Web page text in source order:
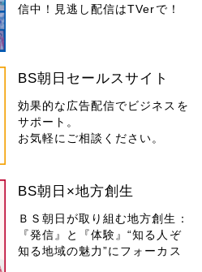
信中！見逃し配信はTVerで！
BS朝日セールスサイト
効果的な広告配信でビジネスを
サポート。
お気軽にご相談ください。
BS朝日×地方創生
ＢＳ朝日が取り組む地方創生：
『発信』と『体験』“知る人ぞ
知る地域の魅力”にフォーカス